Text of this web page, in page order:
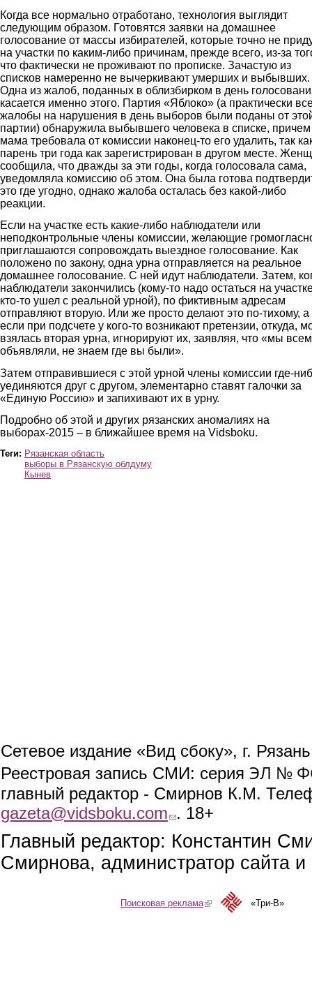
Когда все нормально отработано, технология выглядит
следующим образом. Готовятся заявки на домашнее
голосование от массы избирателей, которые точно не
на участки по каким-либо причинам, прежде всего, из-за
что фактически не проживают по прописке. Зачастую из
списков намеренно не вычеркивают умерших и выбывших.
Одна из жалоб, поданных в облизбирком в день
касается именно этого. Партия «Яблоко» (а практически
жалобы на нарушения в день выборов были поданы от
партии) обнаружила выбывшего человека в списке, причем
мама требовала от комиссии наконец-то его удалить, так
парень три года как зарегистрирован в другом месте.
сообщила, что дважды за эти годы, когда голосовала сама,
уведомляла комиссию об этом. Она была готова
это где угодно, однако жалоба осталась без какой-либо
реакции.
Если на участке есть какие-либо наблюдатели или
неподконтрольные члены комиссии, желающие
приглашаются сопровождать выездное голосование. Как
положено по закону, одна урна отправляется на реальное
домашнее голосование. С ней идут наблюдатели. Затем,
наблюдатели закончились (кому-то надо остаться на
кто-то ушел с реальной урной), по фиктивным адресам
отправляют вторую. Или же просто делают это по-тихому, а
если при подсчете у кого-то возникают претензии, откуда,
взялась вторая урна, игнорируют их, заявляя, что «мы всем
объявляли, не знаем где вы были».
Затем отправившиеся с этой урной члены комиссии где-
уединяются друг с другом, элементарно ставят галочки за
«Единую Россию» и запихивают их в урну.
Подробно об этой и других рязанских аномалиях на
выборах-2015 – в ближайшее время на Vidsboku.
Теги: Рязанская область
выборы в Рязанскую облдуму
Кынев
Сетевое издание «Вид сбоку», г.
Реестровая запись СМИ: серия ЭЛ №
главный редактор - Смирнов К.М.
gazeta@vidsboku.com (link sends e-mail)
. 18+
Главный редактор: Константин
Смирнова, администратор сайта
Поисковая реклама(link is external)«Три-В»